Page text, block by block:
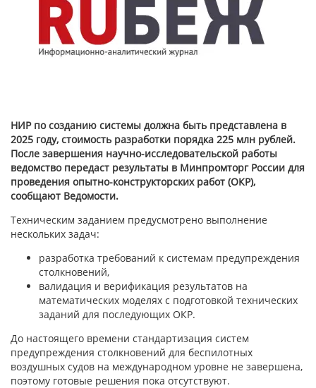
НИР по созданию системы должна быть представлена в
2025 году, стоимость разработки порядка 225 млн рублей.
После завершения научно-исследовательской работы
ведомство передаст результаты в Минпромторг России для
проведения опытно-конструкторских работ (ОКР),
сообщают Ведомости.
Техническим заданием предусмотрено выполнение
нескольких задач:
разработка требований к системам предупреждения
столкновений,
валидация и верификация результатов на
математических моделях с подготовкой технических
заданий для последующих ОКР.
До настоящего времени стандартизация систем
предупреждения столкновений для беспилотных
воздушных судов на международном уровне не завершена,
поэтому готовые решения пока отсутствуют.